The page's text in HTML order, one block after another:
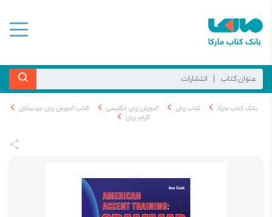
بانک کتاب مارکا کتاب زبان آموزش زبان انگلیسی
کتاب آموزش زبان خردسالان
گرامر زبان